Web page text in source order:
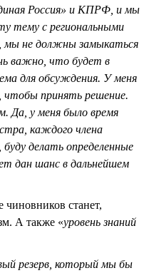
Россия» и КПРФ, и мы
тему с региональными
мы не должны замыкаться
важно, что будет в
для обсуждения. У меня
чтобы принять решение.
Да, у меня было время
каждого члена
буду делать определенные
дан шанс в дальнейшем
станет,
А также «уровень знаний
резерв, который мы бы